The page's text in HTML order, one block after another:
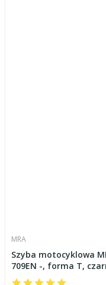
MRA
Szyba motocyklowa
709EN -, forma T,